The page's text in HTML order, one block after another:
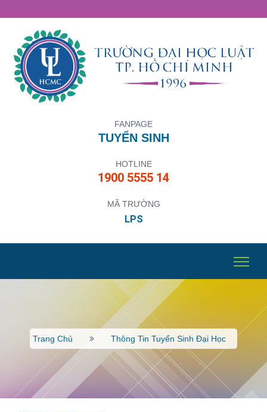
FANPAGE
TUYỂN SINH
HOTLINE
1900 5555 14
MÃ TRƯỜNG
LPS
Trang Chủ Thông Tin Tuyển Sinh Đại Học